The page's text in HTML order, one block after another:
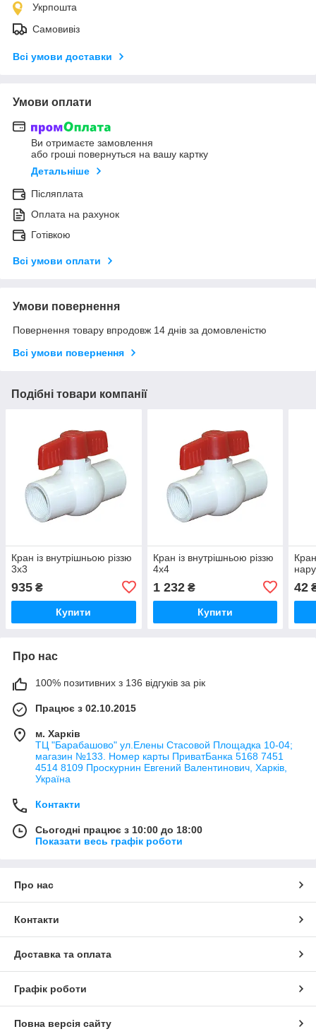
Укрпошта
Самовивіз
Всі умови доставки
Умови оплати
Ви отримаєте замовлення
або гроші повернуться на вашу картку
Детальніше
Післяплата
Оплата на рахунок
Готівкою
Всі умови оплати
Умови повернення
Повернення товару впродовж 14 днів за домовленістю
Всі умови повернення
Подібні товари компанії
Кран із внутрішньою різзю
3х3
935 ₴
Купити
Кран із внутрішньою різзю
4х4
1 232₴
Купити
42
Про нас
100% позитивних з 136 відгуків за рік
Працює з 02.10.2015
м. Харків
ТЦ "Барабашово" ул.Елены Стасовой Площадка 10-04;
магазин №133. Номер карты ПриватБанка 5168 7451
4514 8109 Проскурнин Евгений Валентинович, Харків,
Україна
Контакти
Сьогодні працює з 10:00 до 18:00
Показати весь графік роботи
Про нас
Контакти
Доставка та оплата
Графік роботи
Повна версія сайту